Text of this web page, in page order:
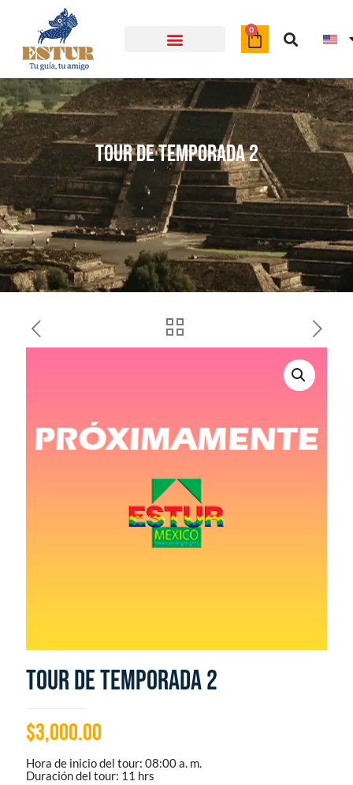
0
Tour de temporada 2
Tour de temporada 2
$3,000.00
Hora de inicio del tour: 08:00 a. m.
Duración del tour: 11 hrs